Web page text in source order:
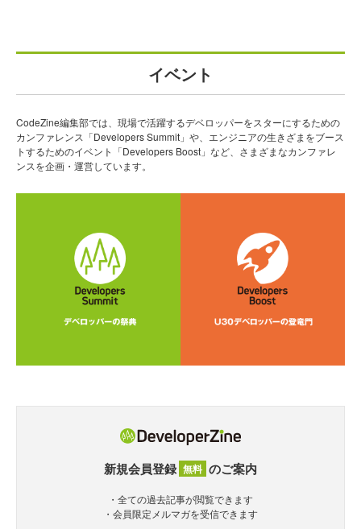
イベント
CodeZine編集部では、現場で活躍するデベロッパーをスターにするための
カンファレンス「Developers Summit」や、エンジニアの生きざまをブース
トするためのイベント「Developers Boost」など、さまざまなカンファレ
ンスを企画・運営しています。
新規会員登録 無料 のご案内
・全ての過去記事が閲覧できます
・会員限定メルマガを受信できます